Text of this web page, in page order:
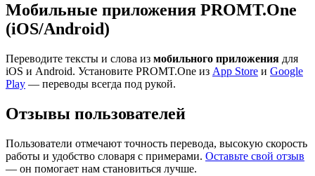
Мобильные приложения PROMT.One
(iOS/Android)
Переводите тексты и слова из мобильного приложения для
iOS и Android. Установите PROMT.One из App Store и Google
Play — переводы всегда под рукой.
Отзывы пользователей
Пользователи отмечают точность перевода, высокую скорость
работы и удобство словаря с примерами. Оставьте свой отзыв
— он помогает нам становиться лучше.